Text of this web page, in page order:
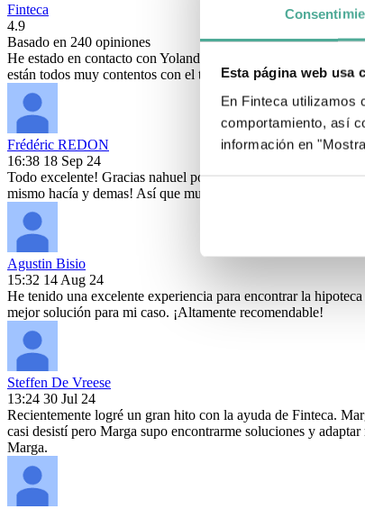
Esta página web usa
En Finteca utilizamos
comportamiento, así
información en
Finteca
4.9
Basado en 240 opiniones
He estado en contacto con Yolanda (y Eva!), y gracias a
están todos muy contentos con el trato recibido!Mil gracias!
Frédéric REDON
16:38 18 Sep 24
Todo excelente! Gracias nahuel por tu atención increíble! Me
mismo hacía y demas! Así que muy agradecido!
Agustin Bisio
15:32 14 Aug 24
He tenido una excelente experiencia para encontrar la
mejor solución para mi caso. ¡Altamente recomendable!
Steffen De Vreese
13:24 30 Jul 24
Recientemente logré un gran hito con la ayuda de Finteca.
casi desistí pero Marga supo encontrarme soluciones y
Marga.